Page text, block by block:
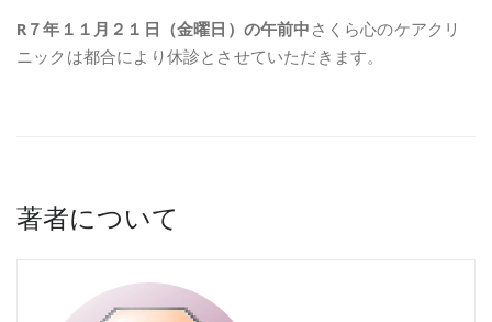
R７年１１月２１日（金曜日）の午前中 さくら心のケアクリ
ニックは都合により休診とさせていただきます。
著者について